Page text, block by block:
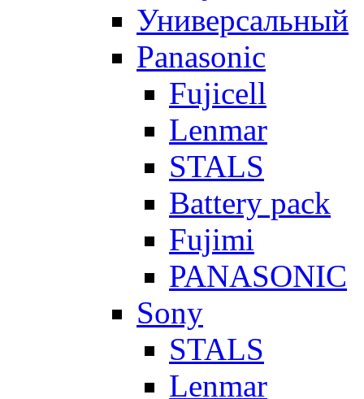
Универсальный
Panasonic
Fujicell
Lenmar
STALS
Battery pack
Fujimi
PANASONIC
Sony
STALS
Lenmar